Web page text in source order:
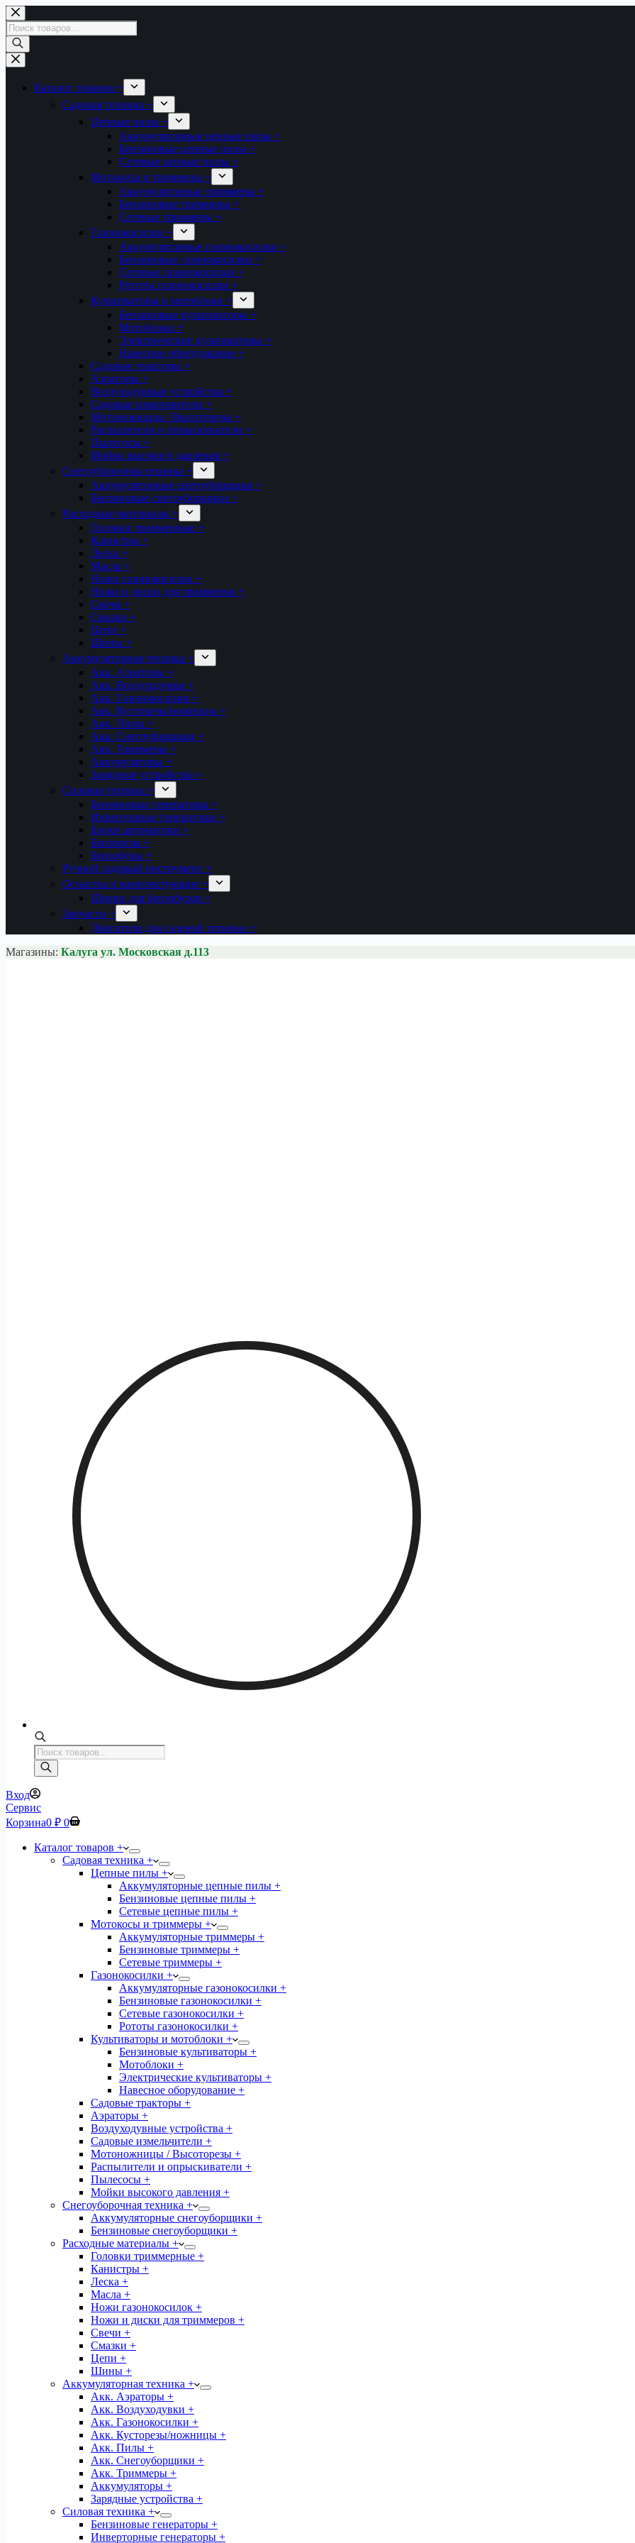
Перейти
к
сути
Поиск
товаров
Каталог товаров +
Садовая техника +
Цепные пилы +
Аккумуляторные цепные пилы +
Бензиновые цепные пилы +
Сетевые цепные пилы +
Мотокосы и триммеры +
Аккумуляторные триммеры +
Бензиновые триммеры +
Сетевые триммеры +
Газонокосилки +
Аккумуляторные газонокосилки +
Бензиновые газонокосилки +
Сетевые газонокосилки +
Рототы газонокосилки +
Культиваторы и мотоблоки +
Бензиновые культиваторы +
Мотоблоки +
Электрические культиваторы +
Навесное оборудование +
Садовые тракторы +
Аэраторы +
Воздуходувные устройства +
Садовые измельчители +
Мотоножницы / Высоторезы +
Распылители и опрыскиватели +
Пылесосы +
Мойки высокого давления +
Снегоуборочная техника +
Аккумуляторные снегоуборщики +
Бензиновые снегоуборщики +
Расходные материалы +
Головки триммерные +
Канистры +
Леска +
Масла +
Ножи газонокосилок +
Ножи и диски для триммеров +
Свечи +
Смазки +
Цепи +
Шины +
Аккумуляторная техника +
Акк. Аэраторы +
Акк. Воздуходувки +
Акк. Газонокосилки +
Акк. Кусторезы/ножницы +
Акк. Пилы +
Акк. Снегоуборщики +
Акк. Триммеры +
Аккумуляторы +
Зарядные устройства +
Силовая техника +
Бензиновые генераторы +
Инверторные генераторы +
Блоки автоматики +
Бензорезы +
Бензобуры +
Ручной садовый инструмент +
Оснастка и комплектующие +
Шнеки для бензобуров +
Запчасти +
Двигатели для садовой техники +
Магазины: Калуга ул. Московская д.113
Поиск
товаров
Вход
Сервис
Корзина0 ₽ 0
Каталог товаров +
Садовая техника +
Цепные пилы +
Аккумуляторные цепные пилы +
Бензиновые цепные пилы +
Сетевые цепные пилы +
Мотокосы и триммеры +
Аккумуляторные триммеры +
Бензиновые триммеры +
Сетевые триммеры +
Газонокосилки +
Аккумуляторные газонокосилки +
Бензиновые газонокосилки +
Сетевые газонокосилки +
Рототы газонокосилки +
Культиваторы и мотоблоки +
Бензиновые культиваторы +
Мотоблоки +
Электрические культиваторы +
Навесное оборудование +
Садовые тракторы +
Аэраторы +
Воздуходувные устройства +
Садовые измельчители +
Мотоножницы / Высоторезы +
Распылители и опрыскиватели +
Пылесосы +
Мойки высокого давления +
Снегоуборочная техника +
Аккумуляторные снегоуборщики +
Бензиновые снегоуборщики +
Расходные материалы +
Головки триммерные +
Канистры +
Леска +
Масла +
Ножи газонокосилок +
Ножи и диски для триммеров +
Свечи +
Смазки +
Цепи +
Шины +
Аккумуляторная техника +
Акк. Аэраторы +
Акк. Воздуходувки +
Акк. Газонокосилки +
Акк. Кусторезы/ножницы +
Акк. Пилы +
Акк. Снегоуборщики +
Акк. Триммеры +
Аккумуляторы +
Зарядные устройства +
Силовая техника +
Бензиновые генераторы +
Инверторные генераторы +